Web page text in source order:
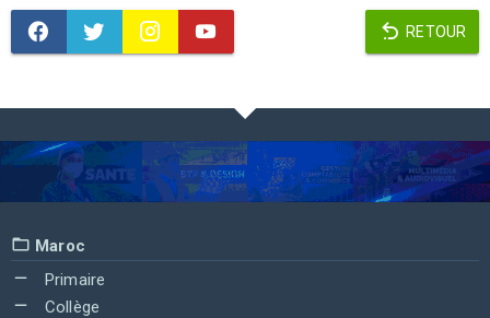
RETOUR
Maroc
Primaire
Collège